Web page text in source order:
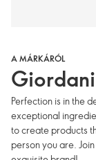
A MÁRKÁRÓL
Perfection is in the
exceptional
to create products
person you are.